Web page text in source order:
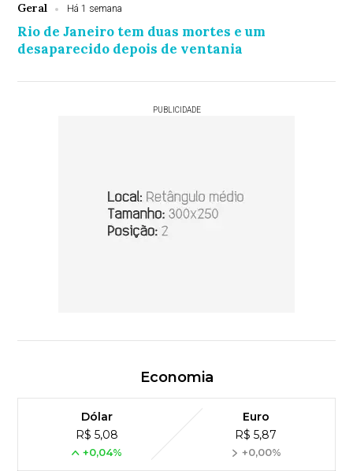
Geral Há 1 semana
Rio de Janeiro tem duas mortes e um
desaparecido depois de ventania
PUBLICIDADE
Economia
Dólar
R$ 5,08
+0,04%
Euro
R$ 5,87
+0,00%